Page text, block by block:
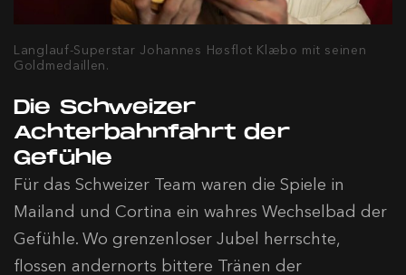
Langlauf-Superstar Johannes Høsflot Klæbo mit seinen
Goldmedaillen.
Die Schweizer
Achterbahnfahrt der
Gefühle
Für das Schweizer Team waren die Spiele in
Mailand und Cortina ein wahres Wechselbad der
Gefühle. Wo grenzenloser Jubel herrschte,
flossen andernorts bittere Tränen der